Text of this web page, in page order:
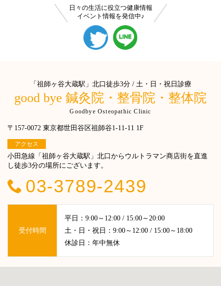
日々の生活に役立つ健康情報
イベント情報を発信中♪
「祖師ヶ谷大蔵駅」北口徒歩3分 / 土・日・祝日診療
good bye 鍼灸院・整骨院・整体院
Goodbye Osteopathic Clinic
〒157-0072 東京都世田谷区祖師谷1-11-11 1F
アクセス
小田急線「祖師ヶ谷大蔵駅」北口からウルトラマン商店街を直進
し徒歩3分の場所にございます。
03-3789-2439
受付時間
平日：9:00～12:00 / 15:00～20:00
土・日・祝日：9:00～12:00 / 15:00～18:00
休診日：年中無休